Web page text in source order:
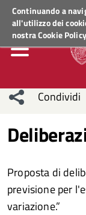
Continuando a
all'utilizzo dei
nostraCookie Policy
Regione Veneto
Condividi
network
Condividi
Proposta di
previsione per
variazione.”